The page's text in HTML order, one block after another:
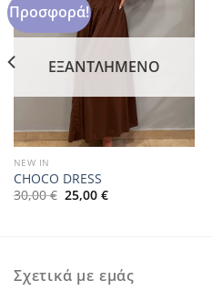
Προσφορά!
ΕΞΑΝΤΛΗΜΈΝΟ
NEW IN
CHOCO DRESS
30,00€ Original
price
25,00 €Η
Σχετικά με εμάς